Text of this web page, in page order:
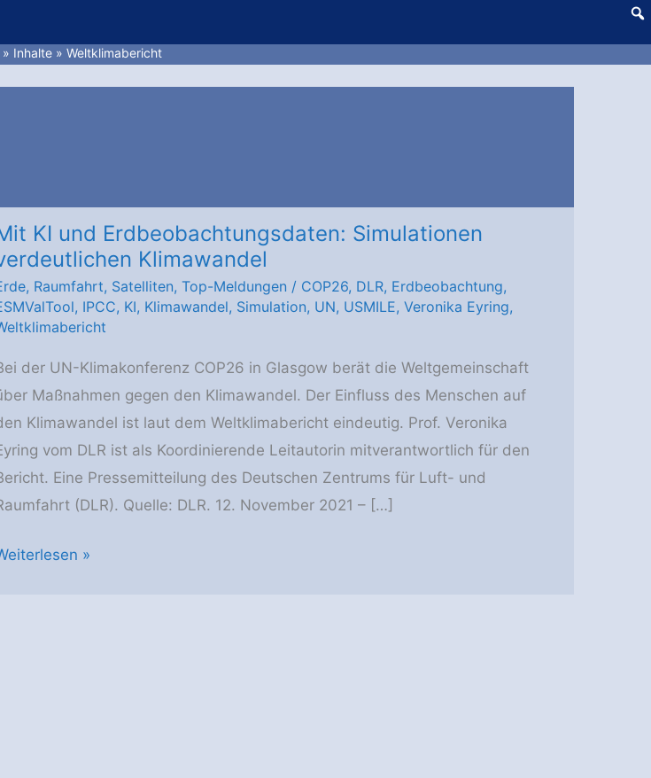
Inhalte Weltklimabericht
KI und Erdbeobachtungsdaten: Simulationen
Klimawandel
, Raumfahrt, Satelliten, Top-Meldungen / COP26, DLR, Erdbeobachtung,
, IPCC, KI, Klimawandel, Simulation, UN, USMILE, Veronika Eyring,
der UN-Klimakonferenz COP26 in Glasgow berät die Weltgemeinschaft
Maßnahmen gegen den Klimawandel. Der Einfluss des Menschen auf
Klimawandel ist laut dem Weltklimabericht eindeutig. Prof. Veronika
vom DLR ist als Koordinierende Leitautorin mitverantwortlich für den
Eine Pressemitteilung des Deutschen Zentrums für Luft- und
(DLR). Quelle: DLR. 12. November 2021 – […]
»